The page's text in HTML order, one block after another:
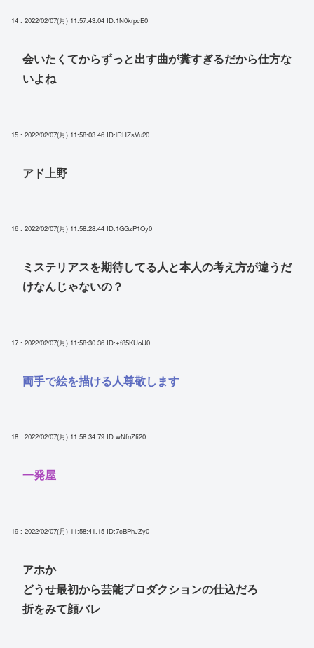
14 : 2022/02/07(月) 11:57:43.04 ID:1N0krpcE0
会いたくてからずっと出す曲が糞すぎるだから仕方な
いよね
15 : 2022/02/07(月) 11:58:03.46 ID:lRHZsVu20
アド上野
16 : 2022/02/07(月) 11:58:28.44 ID:1GGzP1Oy0
ミステリアスを期待してる人と本人の考え方が違うだ
けなんじゃないの？
17 : 2022/02/07(月) 11:58:30.36 ID:+f85KUoU0
両手で絵を描ける人尊敬します
18 : 2022/02/07(月) 11:58:34.79 ID:wNfnZfi20
一発屋
19 : 2022/02/07(月) 11:58:41.15 ID:7cBPhJZy0
アホか
どうせ最初から芸能プロダクションの仕込だろ
折をみて顔バレ